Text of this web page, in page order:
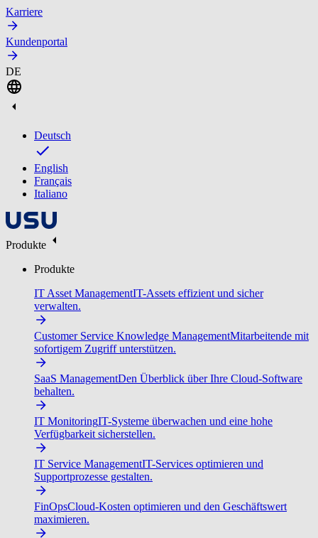
Karriere
Kundenportal
DE
Deutsch
English
Français
Italiano
Produkte
Produkte
IT Asset ManagementIT-Assets effizient und sicher
verwalten.
Customer Service Knowledge ManagementMitarbeitende mit
sofortigem Zugriff unterstützen.
SaaS ManagementDen Überblick über Ihre Cloud-Software
behalten.
IT MonitoringIT-Systeme überwachen und eine hohe
Verfügbarkeit sicherstellen.
IT Service ManagementIT-Services optimieren und
Supportprozesse gestalten.
FinOpsCloud-Kosten optimieren und den Geschäftswert
maximieren.